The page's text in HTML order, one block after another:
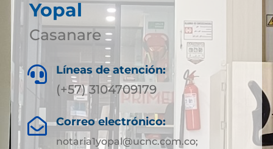
Yopal
Casanare
 Líneas de atención:
(+57) 3104709179
 Correo electrónico:
notaria1yopal@ucnc.com.co;